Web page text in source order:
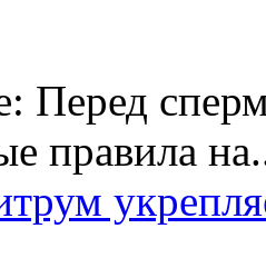
Перед
правила